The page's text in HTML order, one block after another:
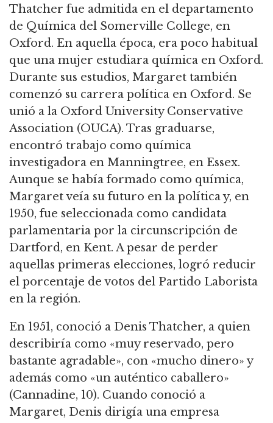
Thatcher fue admitida en el departamento
de Química del Somerville College, en
Oxford. En aquella época, era poco habitual
que una mujer estudiara química en Oxford.
Durante sus estudios, Margaret también
comenzó su carrera política en Oxford. Se
unió a la Oxford University Conservative
Association (OUCA). Tras graduarse,
encontró trabajo como química
investigadora en Manningtree, en Essex.
Aunque se había formado como química,
Margaret veía su futuro en la política y, en
1950, fue seleccionada como candidata
parlamentaria por la circunscripción de
Dartford, en Kent. A pesar de perder
aquellas primeras elecciones, logró reducir
el porcentaje de votos del Partido Laborista
en la región.
En 1951, conoció a Denis Thatcher, a quien
describiría como «muy reservado, pero
bastante agradable», con «mucho dinero» y
además como «un auténtico caballero»
(Cannadine, 10). Cuando conoció a
Margaret, Denis dirigía una empresa